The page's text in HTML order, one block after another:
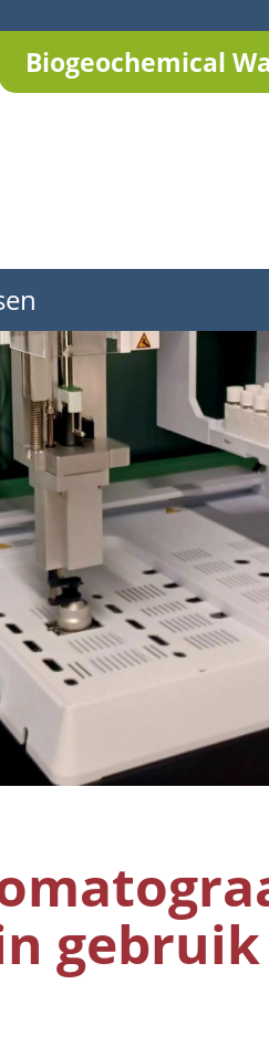
Biogeochemical
gebruik